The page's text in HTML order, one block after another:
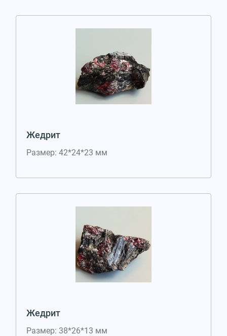
Жедрит
Размер: 42*24*23 мм
Жедрит
Размер: 38*26*13 мм